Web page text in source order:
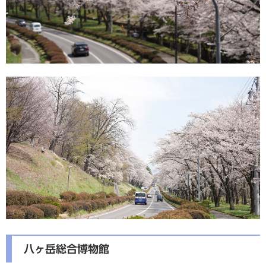
八ヶ岳総合博物館